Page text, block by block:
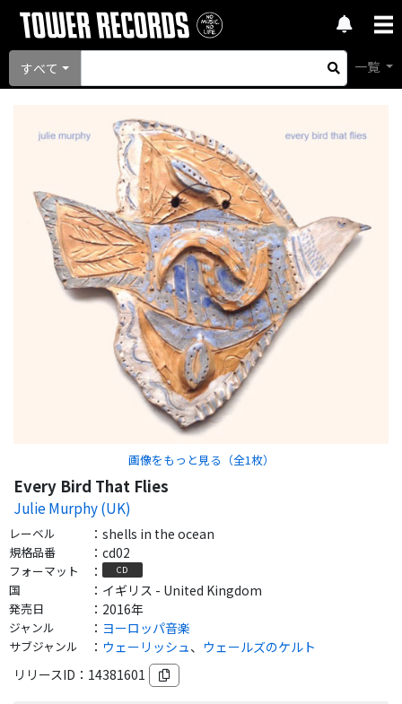
すべて 一覧
画像をもっと見る（全1 枚）
Every Bird That Flies
Julie Murphy (UK)
レーベル ： shells in the ocean
規格品番 ： cd02
フォーマット ： CD
国 ： イギリス - United Kingdom
発売日 ： 2016年
ジャンル ： ヨーロッパ音楽
サブジャンル ： ウェーリッシュ、 ウェールズのケルト
リリースID： 14381601